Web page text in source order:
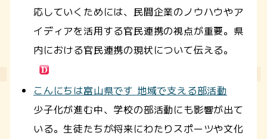
応していくためには、民間企業のノウハウやア
イディアを活用する官民連携の視点が重要。県
内における官民連携の現状について伝える。
こんにちは富山県です 地域で支える部活動
少子化が進む中、学校の部活動にも影響が出て
いる。生徒たちが将来にわたりスポーツや文化